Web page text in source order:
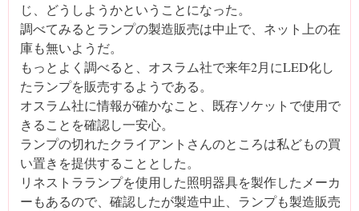
じ、どうしようかということになった。
調べてみるとランプの製造販売は中止で、ネット上の在
庫も無いようだ。
もっとよく調べると、オスラム社で来年2月にLED化し
たランプを販売するようである。
オスラム社に情報が確かなこと、既存ソケットで使用で
きることを確認し一安心。
ランプの切れたクライアントさんのところは私どもの買
い置きを提供することとした。
リネストラランプを使用した照明器具を製作したメーカ
ーもあるので、確認したが製造中止、ランプも製造販売